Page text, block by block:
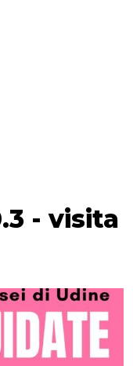
- visita